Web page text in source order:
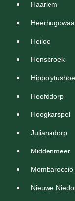
Haarlem
Heiloo
Hensbroek
Hoofddorp
Hoogkarspel
Julianadorp
Middenmeer
Mombaroccio
Nieuwe